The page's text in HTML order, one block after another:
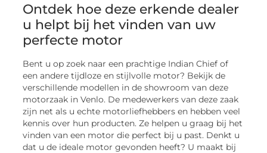
Ontdek hoe deze erkende dealer
u helpt bij het vinden van uw
perfecte motor
Bent u op zoek naar een prachtige Indian Chief of
een andere tijdloze en stijlvolle motor? Bekijk de
verschillende modellen in de showroom van deze
motorzaak in Venlo. De medewerkers van deze zaak
zijn net als u echte motorliefhebbers en hebben veel
kennis over hun producten. Ze helpen u graag bij het
vinden van een motor die perfect bij u past. Denkt u
dat u de ideale motor gevonden heeft? U maakt bij